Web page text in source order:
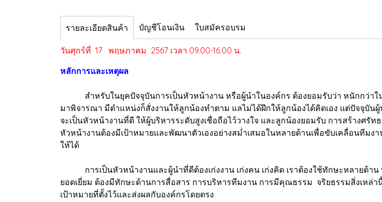
รายละเอียดสินค้า บัญชีโอนเงิน ใบสมัครอบรม
วันศุกร์ที่ 17 พฤษภาคม 2567 เวลา 09.00-16.00 น.
หลักการและเหตุผล
สำหรับในยุคปัจจุบันการเป็นหัวหน้างาน หรือผู้นำในองค์กร ต้องยอมรับว่า หนักกว่าใน
มาพิจารณา มีตำแหน่งก็สั่งงานให้ลูกน้องทำตาม แลไม่ได้ฝึกให้ลูกน้องได้คิดเอง แต่ปัจจุบั
จะเป็นหัวหน้างานที่ดี ให้ผู้บริหารระดับสูงเชื่อถือไว้วางใจ และลูกน้องยอมรับ การสร้างศ
หัวหน้างานต้องมีเป้าหมายและพัฒนาตัวเองอย่างสม่ำเสมอในหลายด้านเพื่อขับเคลื่อนทีมง
ให้ได้
การเป็นหัวหน้างานและผู้นำที่ดีต้องเก่งงาน เก่งคน เก่งคิด เราต้องใช้ทักษะหลายด้าน
ยอดเยี่ยม ต้องมีทักษะด้านการสื่อสาร การบริหารทีมงาน การมีคุณธรรม จริยธรรมสิ่งเหล่
เป้าหมายที่ตั้งไว้และส่งผลกับองค์กรโดยตรง